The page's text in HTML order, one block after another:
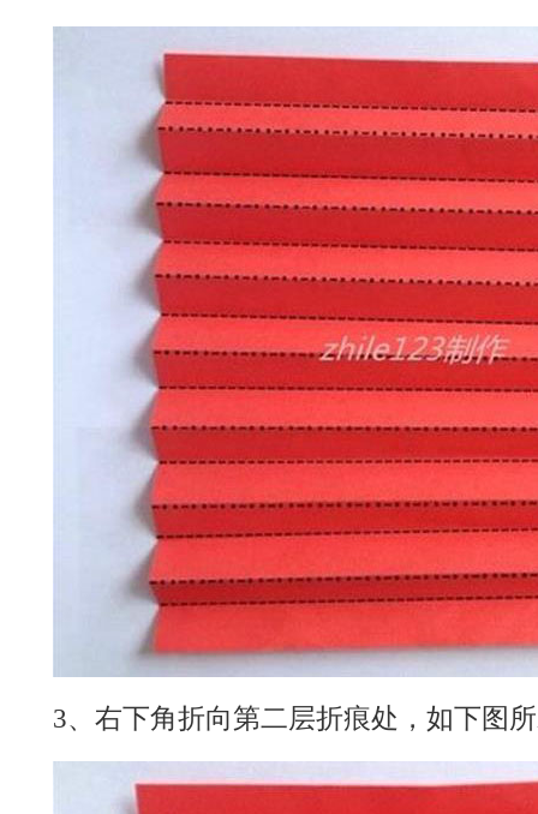
3、右下角折向第二层折痕处，如下图